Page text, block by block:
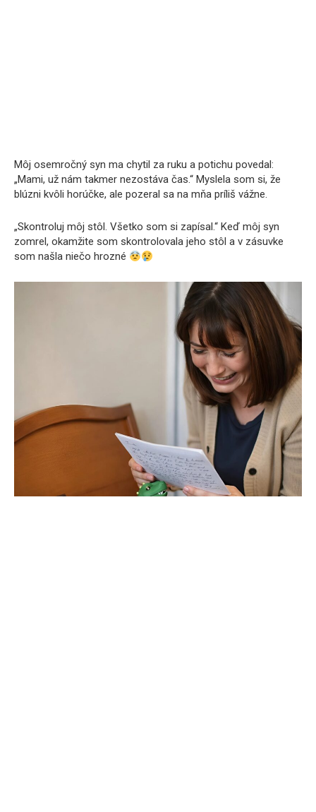
Môj osemročný syn ma chytil za ruku a potichu povedal:
„Mami, už nám takmer nezostáva čas.“ Myslela som si, že
blúzni kvôli horúčke, ale pozeral sa na mňa príliš vážne.
„Skontroluj môj stôl. Všetko som si zapísal.“ Keď môj syn
zomrel, okamžite som skontrolovala jeho stôl a v zásuvke
som našla niečo hrozné